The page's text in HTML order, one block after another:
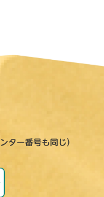
ー番号も同じ）